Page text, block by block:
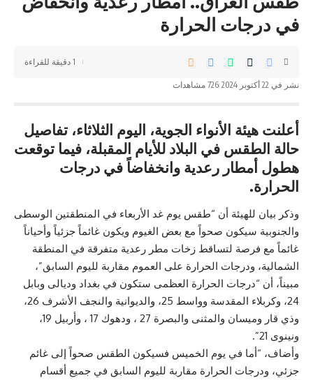
في درجات الحرارة
نشر في 22 أكتوبر 2024 726 مشاهدات
1 دقيقة للقراءة
أعلنت هيئة الأنواء الجوية، اليوم الثلاثاء، تفاصيل
حالة الطقس في البلاد للأيام المقبلة، فيما توقعت
هطول أمطار رعدية وانخفاضاً في درجات
الحرارة.
وذكر بيان للهيئة أن “طقس يوم غد الأربعاء في المنطقتين الوسطى
والجنوبية سيكون صحواً مع بعض الغيوم ويكون غائماً جزئياً وأحياناً
غائماً مع فرصة لتساقط زخات مطر رعدية متفرقة في المنطقة
الشمالية، ودرجات الحرارة على العموم مقاربة لليوم السابق”،
مبيناً، أن “درجات الحرارة العظمى ستكون في بغداد وديالى وبابل
24، وكربلاء المقدسة وواسط 25، والديوانية والنجف الأشرف 26،
وذي قار وميسان والمثنى والبصرة 27 ، ودهوك 17 ، وأربيل 19،
ونينوى 21”.
وأضاف، “أما في يوم الخميس فسيكون الطقس صحواً إلى غائم
جزئي، ودرجات الحرارة مقاربة لليوم السابق في جميع أقسام